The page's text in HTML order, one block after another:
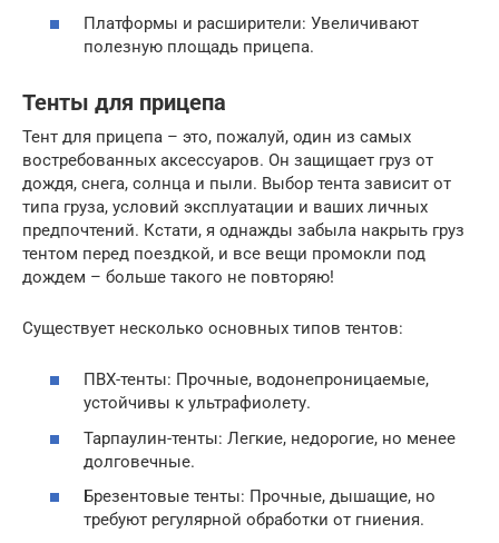
Платформы и расширители: Увеличивают
полезную площадь прицепа.
Тенты для прицепа
Тент для прицепа – это, пожалуй, один из самых
востребованных аксессуаров. Он защищает груз от
дождя, снега, солнца и пыли. Выбор тента зависит от
типа груза, условий эксплуатации и ваших личных
предпочтений. Кстати, я однажды забыла накрыть груз
тентом перед поездкой, и все вещи промокли под
дождем – больше такого не повторяю!
Существует несколько основных типов тентов:
ПВХ-тенты: Прочные, водонепроницаемые,
устойчивы к ультрафиолету.
Тарпаулин-тенты: Легкие, недорогие, но менее
долговечные.
Брезентовые тенты: Прочные, дышащие, но
требуют регулярной обработки от гниения.